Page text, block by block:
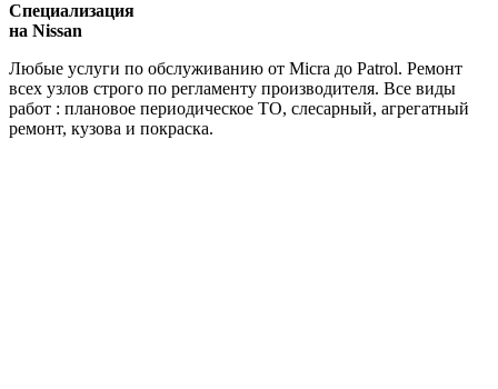
Специализация
на Nissan
Любые услуги по обслуживанию от Micra до Patrol. Ремонт
всех узлов строго по регламенту производителя. Все виды
работ : плановое периодическое ТО, слесарный, агрегатный
ремонт, кузова и покраска.